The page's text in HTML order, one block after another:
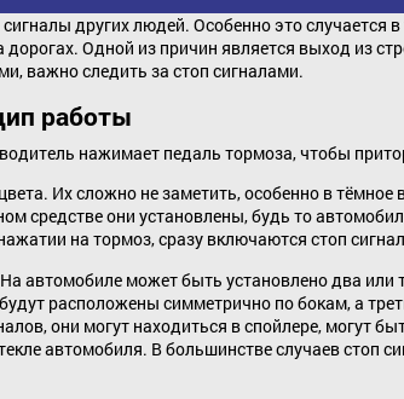
других людей. Особенно это случается
Одной из причин является выход из
важно следить за стоп сигналами.
работы
нажимает педаль тормоза, чтобы
Их сложно не заметить, особенно в тёмное
средстве они установлены, будь то
на тормоз, сразу включаются стоп
автомобиле может быть установлено два или
расположены симметрично по бокам, а
они могут находиться в спойлере, могут
автомобиля. В большинстве случаев стоп